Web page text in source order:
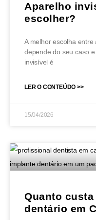
Aparelho
escolher?
A melhor escolha
depende do seu caso
invisível é
LER O CONTEÚDO >>
15/04/2026
Quanto
dentário em